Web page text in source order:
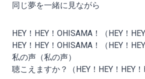
同じ夢を一緒に見ながら
HEY！HEY！OHISAMA！（HEY！
HEY！HEY！OHISAMA！（HEY！
私の声（私の声）
聴こえますか？（HEY！HEY！HEY！